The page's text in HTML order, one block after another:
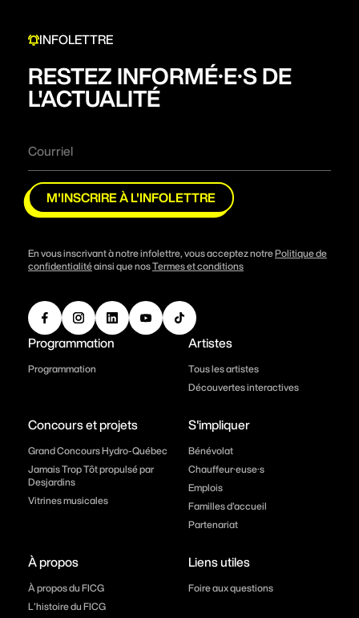
INFOLETTRE
RESTEZ INFORMÉ·E·S DE
L'ACTUALITÉ
M'INSCRIRE À L'INFOLETTRE
En vous inscrivant à notre infolettre, vous acceptez notre Politique de
confidentialitéainsi que nosTermes et conditions
Programmation
Programmation
Artistes
Tous les artistes
Découvertes interactives
Concours et projets
Grand Concours Hydro-Québec
Jamais Trop Tôt propulsé par
Desjardins
Vitrines musicales
S'impliquer
Bénévolat
Chauffeur·euse·s
Emplois
Familles d’accueil
Partenariat
À propos
À propos du FICG
L’histoire du FICG
Liens utiles
Foire aux questions